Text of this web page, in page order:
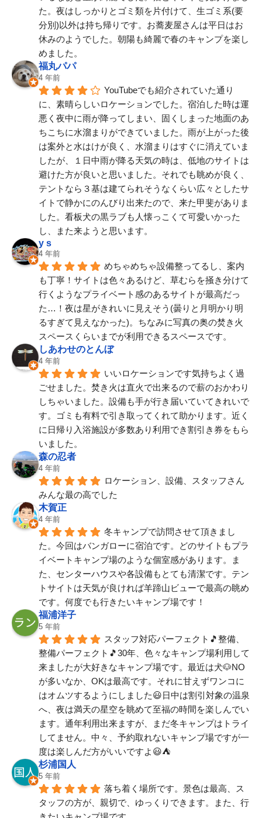
た。夜はしっかりとゴミ類を片付けて、生ゴミ系(要
分別)以外は持ち帰りです。お蕎麦屋さんは平日はお
休みのようでした。朝陽も綺麗で春のキャンプを楽し
めました。
福丸パパ
4 年前
YouTubeでも紹介されていた通り
に、素晴らしいロケーションでした。宿泊した時は運
悪く夜中に雨が降ってしまい、固くしまった地面のあ
ちこちに水溜まりができていました。雨が上がった後
は案外と水はけが良く、水溜まりはすぐに消えていま
したが、１日中雨が降る天気の時は、低地のサイトは
避けた方が良いと思いました。それでも眺めが良く、
テントなら３基は建てられそうなくらい広々としたサ
イトで静かにのんびり出来たので、来た甲斐がありま
した。看板犬の黒ラブも人懐っこくて可愛いかった
し、また来ようと思います。
y s
4 年前
めちゃめちゃ設備整ってるし、案内
も丁寧！サイトは色々あるけど、草むらを掻き分けて
行くようなプライベート感のあるサイトが最高だっ
た…！夜は星がきれいに見えそう(曇りと月明かり明
るすぎて見えなかった)。ちなみに写真の奥の焚き火
スペースくらいまでが利用できるスペースです。
しあわせのとんぼ
4 年前
いいロケーションです気持ちよく過
ごせました。焚き火は直火で出来るので薪のおかわり
しちゃいました。設備も手が行き届いていてきれいで
す。ゴミも有料で引き取ってくれて助かります。近く
に日帰り入浴施設が多数あり利用でき割引き券をもら
いました。
森の忍者
4 年前
ロケーション、設備、スタッフさん
みんな最の高でした
木賀正
4 年前
冬キャンプで訪問させて頂きまし
た。今回はバンガローに宿泊です。どのサイトもプラ
イベートキャンプ場のような個室感があります。ま
た、センターハウスや各設備もとても清潔です。テン
トサイトは天気が良ければ羊蹄山ビューで最高の眺め
です。何度でも行きたいキャンプ場です！
福浦洋子
5 年前
スタッフ対応パーフェクト🎵整備、
整備パーフェクト🎵30年、色々なキャンプ場利用して
来ましたが大好きなキャンプ場です。最近は犬🐶NO
が多いなか、OKは最高です。それに甘えずワンコに
はオムツするようにしました😃日中は割引対象の温泉
へ、夜は満天の星空を眺めて至福の時間を楽しんでい
ます。通年利用出来ますが、まだ冬キャンプはトライ
してません。中々、予約取れないキャンプ場ですが一
度は楽しんだ方がいいですよ😃⛺
杉浦国人
5 年前
落ち着く場所です。景色は最高、ス
タッフの方が、親切で、ゆっくりできます。また、行